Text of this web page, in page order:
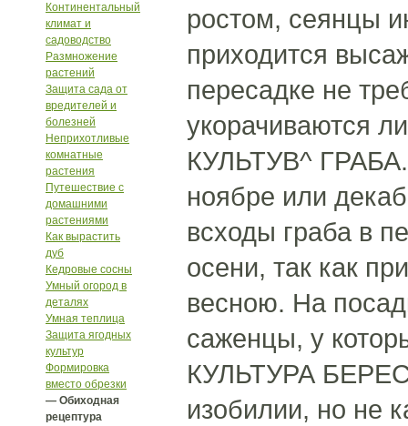
Континентальный
климат и
садоводство
Размножение
растений
Защита сада от
вредителей и
болезней
Неприхотливые
комнатные
растения
Путешествие с
домашними
растениями
Как вырастить
дуб
Кедровые сосны
Умный огород в
деталях
Умная теплица
Защита ягодных
культур
Формировка
вместо обрезки
— Обиходная
рецептура
ростом, сеянцы
приходится
пересадке не
укорачиваются
КУЛЬТУВ^ ГРАБА.
ноябре или
всходы граба в
осени, так как
весною. На
саженцы, у
КУЛЬТУРА
изобилии, но не